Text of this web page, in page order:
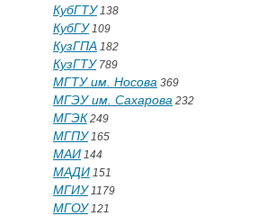
КубГТУ138
КубГУ109
КузГПА 182
КузГТУ789
МГТУ им. Носова 369
МГЭУ им. Сахарова 232
МГЭК 249
МГПУ165
МАИ 144
МАДИ 151
МГИУ1179
МГОУ121